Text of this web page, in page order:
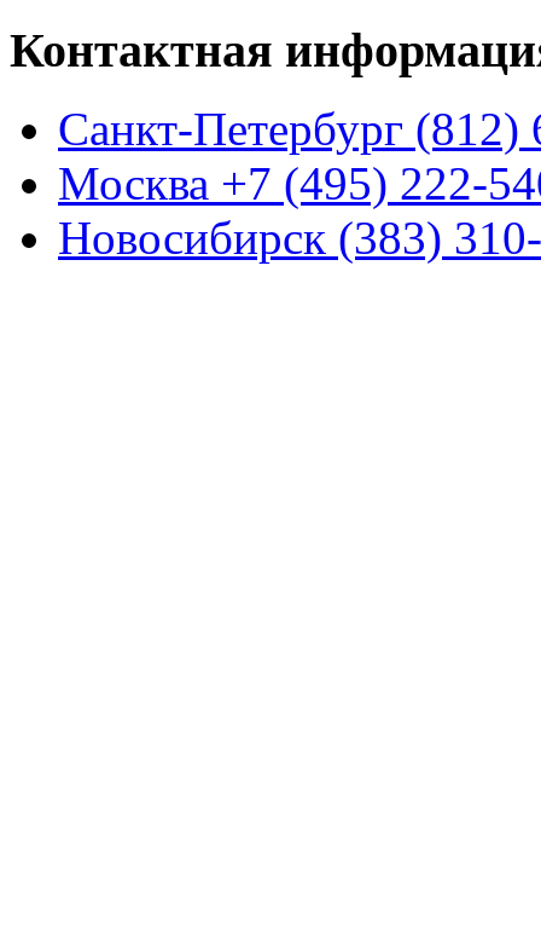
Контактная
Санкт-Петербург (812)
Москва +7 (495) 222-
Новосибирск (383)